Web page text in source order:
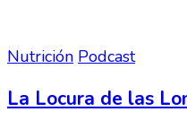
Nutrición Podcast
La Locura de las